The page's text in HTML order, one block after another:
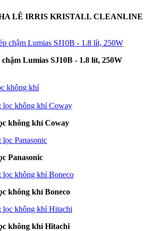
LÊ IRRIS KRISTALL CLEANLINE
Lumias SJ10B - 1.8 lít, 250W
không khí
không khí Coway
Panasonic
không khí Boneco
không khí Hitachi